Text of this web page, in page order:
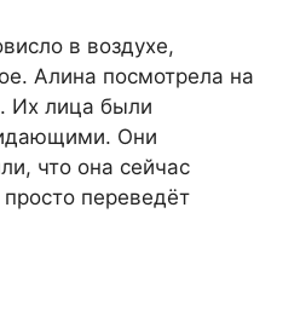
в воздухе,
Алина посмотрела на
Их лица были
Они
что она сейчас
переведёт